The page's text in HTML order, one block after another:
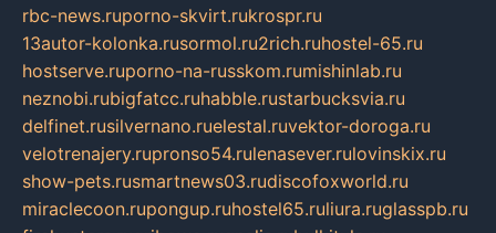
rbc-news.ruporno-skvirt.rukrospr.ru
13autor-kolonka.rusormol.ru2rich.ruhostel-65.ru
hostserve.ruporno-na-russkom.rumishinlab.ru
neznobi.rubigfatcc.ruhabble.rustarbucksvia.ru
delfinet.rusilvernano.ruelestal.ruvektor-doroga.ru
velotrenajery.rupronso54.rulenasever.rulovinskix.ru
show-pets.rusmartnews03.rudiscofoxworld.ru
miraclecoon.rupongup.ruhostel65.ruliura.ruglasspb.ru